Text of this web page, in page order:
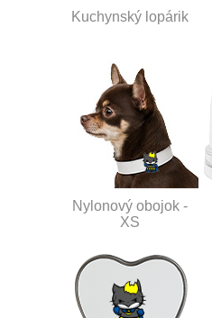
Kuchynský lopárik
Nylonový obojok -
XS